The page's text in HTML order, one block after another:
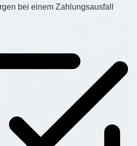
bei einem Zahlungsausfall